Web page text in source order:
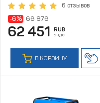
6 отзывов
-6% 66 976
62 451 RUB
с НДС
В КОРЗИНУ